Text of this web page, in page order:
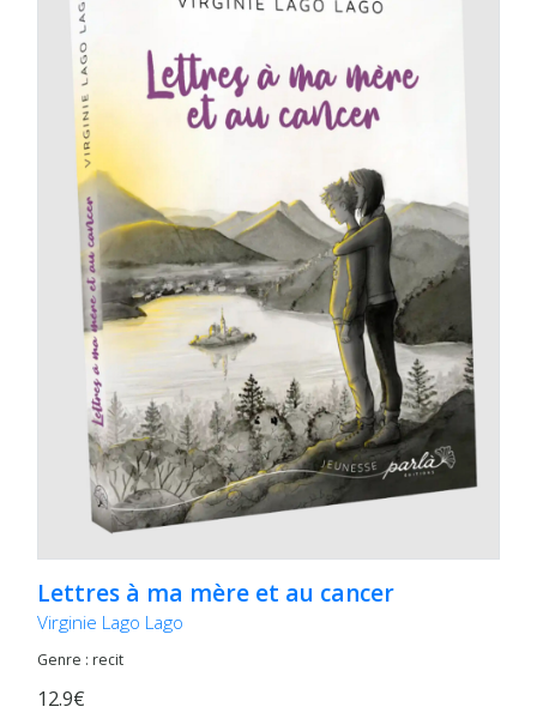
Lettres à ma mère et au cancer
Virginie Lago Lago
Genre : recit
12.9€